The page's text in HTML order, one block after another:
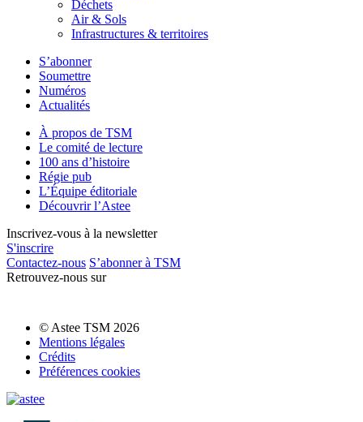
Déchets
Air & Sols
Infrastructures & territoires
S’abonner
Soumettre
Numéros
Actualités
À propos de TSM
Le comité de lecture
100 ans d’histoire
Régie pub
L’Équipe éditoriale
Découvrir l’Astee
Inscrivez-vous à la newsletter
S'inscrire
Contactez-nous S’abonner à TSM
Retrouvez-nous sur
© Astee TSM 2026
Mentions légales
Crédits
Préférences cookies